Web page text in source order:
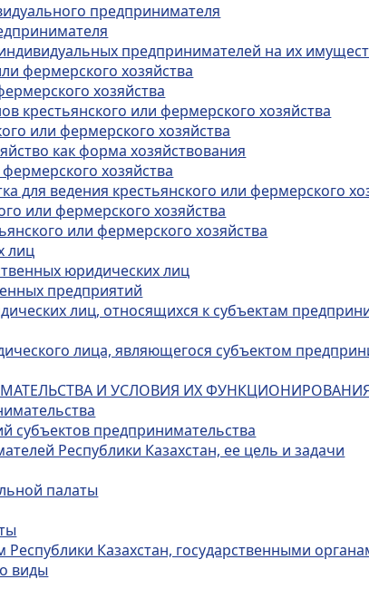
предпринимателя
предпринимателей на их
фермерского хозяйства
хозяйства
крестьянского или фермерского хозяйства
или фермерского хозяйства
как форма хозяйствования
хозяйства
для ведения крестьянского или фермерского
или фермерского хозяйства
или фермерского хозяйства
лиц
юридических лиц
предприятий
лиц, относящихся к субъектам
лица, являющегося субъектом
И УСЛОВИЯ ИХ
субъектов предпринимательства
Республики Казахстан, ее цель и задачи
палаты
Казахстан, государственными
виды